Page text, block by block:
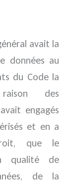
avait la
données au
du Code la
des
engagés
et en a
que le
qualité de
de la